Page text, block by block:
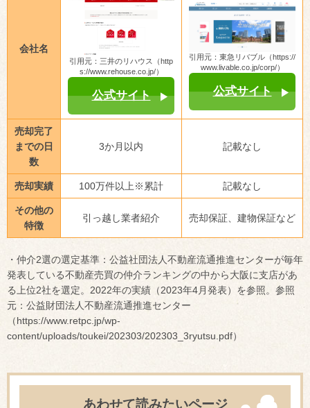
会社名
引用元：三井のリハウス（http
s://www.rehouse.co.jp/）
公式サイト
引用元：東急リバブル（https://
www.livable.co.jp/corp/）
公式サイト
売却完了
までの日
数
3か月以内 記載なし
売却実績 100万件以上※累計 記載なし
その他の
特徴
引っ越し業者紹介 売却保証、建物保証など
・仲介2選の選定基準：公益社団法人不動産流通推進センターが毎年
発表している不動産売買の仲介ランキングの中から大阪に支店があ
る上位2社を選定。2022年の実績（2023年4月発表）を参照。参照
元：公益財団法人不動産流通推進センター
（https://www.retpc.jp/wp-
content/uploads/toukei/202303/202303_3ryutsu.pdf）
あわせて読みたいページ